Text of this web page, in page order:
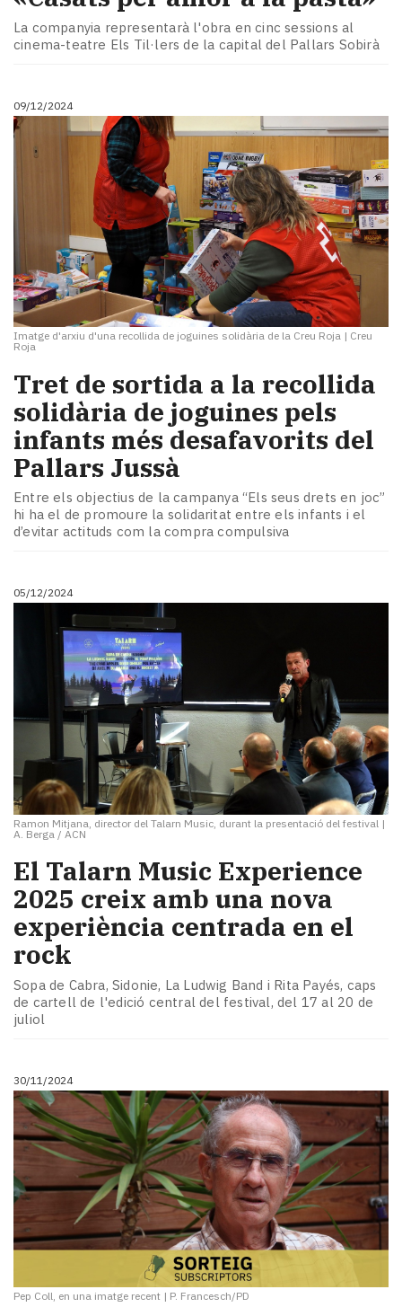
La companyia representarà l'obra en cinc sessions al
cinema-teatre Els Til·lers de la capital del Pallars Sobirà
09/12/2024
Imatge d'arxiu d'una recollida de joguines solidària de la Creu Roja | Creu
Roja
Tret de sortida a la recollida
solidària de joguines pels
infants més desafavorits del
Pallars Jussà
Entre els objectius de la campanya “Els seus drets en joc”
hi ha el de promoure la solidaritat entre els infants i el
d’evitar actituds com la compra compulsiva
05/12/2024
Ramon Mitjana, director del Talarn Music, durant la presentació del festival |
A. Berga / ACN
El Talarn Music Experience
2025 creix amb una nova
experiència centrada en el
rock
Sopa de Cabra, Sidonie, La Ludwig Band i Rita Payés, caps
de cartell de l'edició central del festival, del 17 al 20 de
juliol
30/11/2024
Pep Coll, en una imatge recent | P. Francesch/PD